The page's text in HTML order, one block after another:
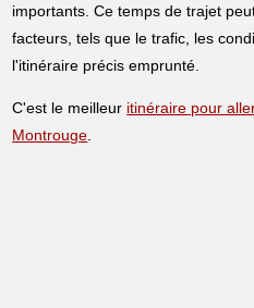
importants. Ce temps de trajet
facteurs, tels que le trafic, les
l'itinéraire précis emprunté.
C'est le meilleur itinéraire pour
Montrouge.